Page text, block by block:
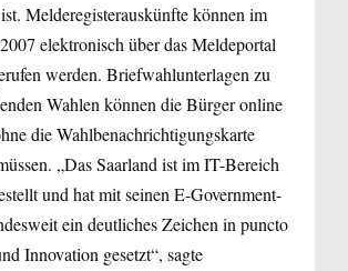
Melderegisterauskünfte können im
elektronisch über das Meldeportal
werden. Briefwahlunterlagen zu
Wahlen können die Bürger online
die Wahlbenachrichtigungskarte
„Das Saarland ist im IT-Bereich
und hat mit seinen E-Government-
ein deutliches Zeichen in puncto
Innovation gesetzt“, sagte